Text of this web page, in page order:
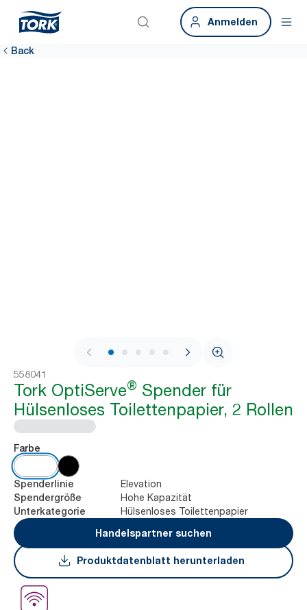
Anmelden
Back
1 / 7
558041
Tork OptiServe® Spender für
Hülsenloses Toilettenpapier, 2 Rollen
Farbe
Spenderlinie Elevation
Spendergröße Hohe Kapazität
Unterkategorie
Hülsenloses Toilettenpapier
Handelspartner suchen
Produktdatenblatt herunterladen